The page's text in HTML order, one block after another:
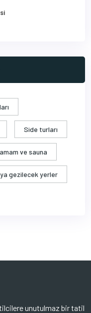
Side turları
ve sauna
gezilecek yerler
unutulmaz bir tatil